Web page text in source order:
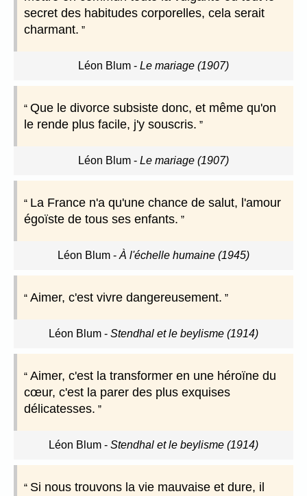
secret des habitudes corporelles, cela serait
charmant.
Léon Blum - Le mariage (1907)
Que le divorce subsiste donc, et même qu'on
le rende plus facile, j'y souscris.
Léon Blum - Le mariage (1907)
La France n'a qu'une chance de salut, l'amour
égoïste de tous ses enfants.
Léon Blum - À l'échelle humaine (1945)
Aimer, c'est vivre dangereusement.
Léon Blum - Stendhal et le beylisme (1914)
Aimer, c'est la transformer en une héroïne du
cœur, c'est la parer des plus exquises
délicatesses.
Léon Blum - Stendhal et le beylisme (1914)
Si nous trouvons la vie mauvaise et dure, il